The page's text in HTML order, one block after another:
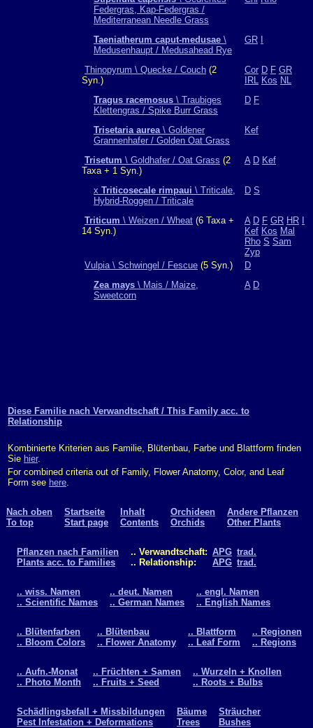
Federgras, Kap-Federgras /
Mediterranean Needle Grass
Taeniatherum caput-medusae \
Medusenhaupt / Medusahead Rye
GR
Thinopyrum \ Quecke / Couch (2
Syn.)
Cor D F GR
IRL Kos NL
Tragus racemosus \ Traubiges
Klettengras / Spike Burr Grass
D F
Trisetaria aurea\ Goldener
Grannenhafer / Golden Oat Grass
Kef
Trisetum \ Goldhafer / Oat Grass (2
Taxa + 1 Syn.)
A D Kef
x Triticosecale rimpaui \ Triticale,
Hybrid-Roggen / Triticale
D S
Triticum \ Weizen / Wheat (6 Taxa +
14 Syn.)
A D F GR HR
Kef Kos Mal
Rho S Sam
Zyp
Vulpia \ Schwingel / Fescue (5 Syn.)
D
Zea mays \ Mais / Maize,
Sweetcorn
A D
Diese Familie nach Verwandtschaft / This Family acc. to
Relationship
Kombinierte Kriterien aus Familie, Blütenbau, Farbe und Blattform finden
Sie hier.
For combined criteria out of Family, Flower Anatomy, Color, and Leaf
Form see here.
Nach oben
To top
Startseite
Start page
Inhalt
Contents
Orchideen
Orchids
Andere Pflanzen
Other Plants
Pflanzen nach Familien
Plants acc. to Families
.. Verwandtschaft:
.. Relationship:
APG
APG
trad.
trad.
.. wiss. Namen
.. Scientific Names
.. deut. Namen
.. German Names
.. engl. Namen
.. English Names
.. Blütenfarben
.. Bloom Colors
.. Blütenbau
.. Flower Anatomy
.. Blattform
.. Leaf Form
.. Regionen
.. Regions
.. Aufn.-Monat
.. Photo Month
.. Früchten + Samen
.. Fruits + Seed
.. Wurzeln + Knollen
.. Roots + Bulbs
Schädlingsbefall + Missbildungen
Pest Infestation + Deformations
Bäume
Trees
Sträucher
Bushes